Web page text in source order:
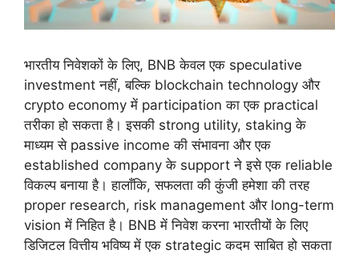
भारतीय निवेशकों के लिए, BNB केवल एक speculative
investment नहीं, बल्कि blockchain technology और
crypto economy में participation का एक practical
तरीका हो सकता है। इसकी strong utility, staking के
माध्यम से passive income की संभावना और एक
established company के support ने इसे एक reliable
विकल्प बनाया है। हालाँकि, सफलता की कुंजी हमेशा की तरह
proper research, risk management और long-term
vision में निहित है। BNB में निवेश करना भारतीयों के लिए
डिजिटल वित्तीय भविष्य में एक strategic कदम साबित हो सकता